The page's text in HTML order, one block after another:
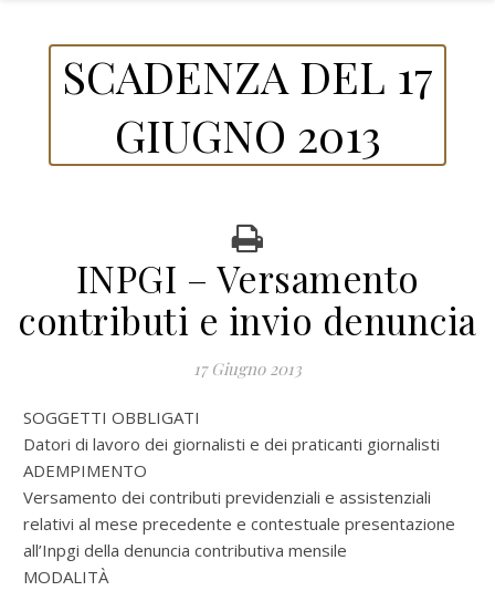
SCADENZA DEL 17
GIUGNO 2013
INPGI – Versamento
contributi e invio denuncia
17 Giugno 2013
SOGGETTI OBBLIGATI
Datori di lavoro dei giornalisti e dei praticanti giornalisti
ADEMPIMENTO
Versamento dei contributi previdenziali e assistenziali
relativi al mese precedente e contestuale presentazione
all’Inpgi della denuncia contributiva mensile
MODALITÀ